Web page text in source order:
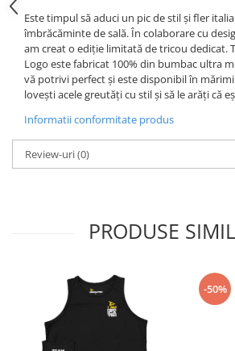
Scivation
Skill Nutrition
Smart Shake
Swanson
Under Armour
Universal
Weider
Este timpul să aduci un pic de stil și fler
îmbrăcăminte de sală.În colaborare cu
am creat o ediție limitată de tricou dedicat.
Logo este fabricat 100% din bumbac ultra
vă potrivi perfect și este disponibil în
lovești acele greutăți cu stil și să le arăți că
Informatii conformitate produs
Review-uri(0)
PRODUSE
-50%